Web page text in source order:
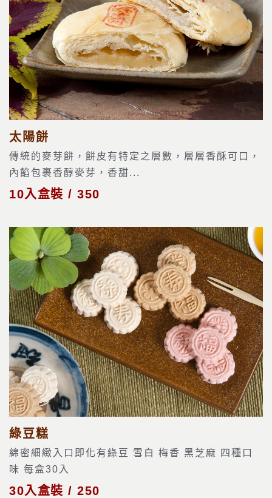
太陽餅
傳統的麥芽餅，餅皮有特定之層數，層層香酥可口，
內餡包裹香醇麥芽，香甜...
10入盒裝 / 350
綠豆糕
綿密細緻入口即化有綠豆 雪白 梅香 黑芝麻 四種口
味 每盒30入
30入盒裝 / 250